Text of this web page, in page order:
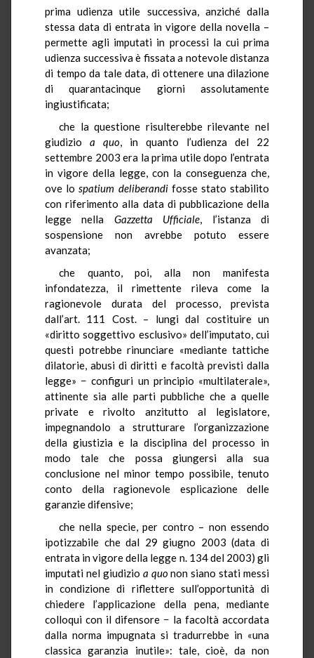
prima udienza utile successiva, anziché dalla
stessa data di entrata in vigore della novella –
permette agli imputati in processi la cui prima
udienza successiva è fissata a notevole distanza
di tempo da tale data, di ottenere una dilazione
di quarantacinque giorni assolutamente
ingiustificata;
che la questione risulterebbe rilevante nel
giudizio a quo, in quanto l’udienza del 22
settembre 2003 era la prima utile dopo l’entrata
in vigore della legge, con la conseguenza che,
ove lospatium deliberandifosse stato stabilito
con riferimento alla data di pubblicazione della
legge nella Gazzetta Ufficiale, l’istanza di
sospensione non avrebbe potuto essere
avanzata;
che quanto, poi, alla non manifesta
infondatezza, il rimettente rileva come la
ragionevole durata del processo, prevista
dall’art. 111 Cost. – lungi dal costituire un
«diritto soggettivo esclusivo» dell’imputato, cui
questi potrebbe rinunciare «mediante tattiche
dilatorie, abusi di diritti e facoltà previsti dalla
legge» − configuri un principio «multilaterale»,
attinente sia alle parti pubbliche che a quelle
private e rivolto anzitutto al legislatore,
impegnandolo a strutturare l’organizzazione
della giustizia e la disciplina del processo in
modo tale che possa giungersi alla sua
conclusione nel minor tempo possibile, tenuto
conto della ragionevole esplicazione delle
garanzie difensive;
che nella specie, per contro – non essendo
ipotizzabile che dal 29 giugno 2003 (data di
entrata in vigore della legge n. 134 del 2003) gli
imputati nel giudizio a quonon siano stati messi
in condizione di riflettere sull’opportunità di
chiedere l’applicazione della pena, mediante
colloqui con il difensore − la facoltà accordata
dalla norma impugnata si tradurrebbe in «una
classica garanzia inutile»: tale, cioè, da non